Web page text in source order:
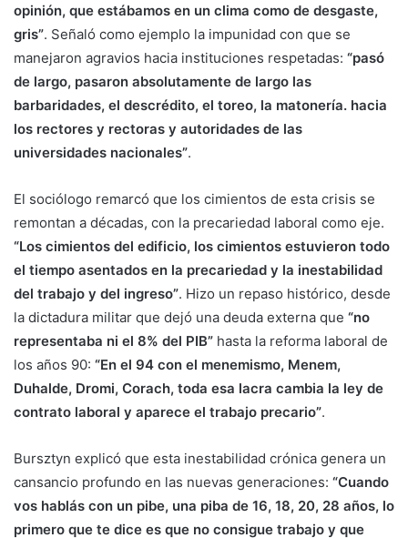
opinión, que estábamos en un clima como de desgaste,
gris”. Señaló como ejemplo la impunidad con que se
manejaron agravios hacia instituciones respetadas: “pasó
de largo, pasaron absolutamente de largo las
barbaridades, el descrédito, el toreo, la matonería. hacia
los rectores y rectoras y autoridades de las
universidades nacionales”.
El sociólogo remarcó que los cimientos de esta crisis se
remontan a décadas, con la precariedad laboral como eje.
“Los cimientos del edificio, los cimientos estuvieron todo
el tiempo asentados en la precariedad y la inestabilidad
del trabajo y del ingreso”. Hizo un repaso histórico, desde
la dictadura militar que dejó una deuda externa que “no
representaba ni el 8% del PIB” hasta la reforma laboral de
los años 90: “En el 94 con el menemismo, Menem,
Duhalde, Dromi, Corach, toda esa lacra cambia la ley de
contrato laboral y aparece el trabajo precario”.
Bursztyn explicó que esta inestabilidad crónica genera un
cansancio profundo en las nuevas generaciones: “Cuando
vos hablás con un pibe, una piba de 16, 18, 20, 28 años, lo
primero que te dice es que no consigue trabajo y que